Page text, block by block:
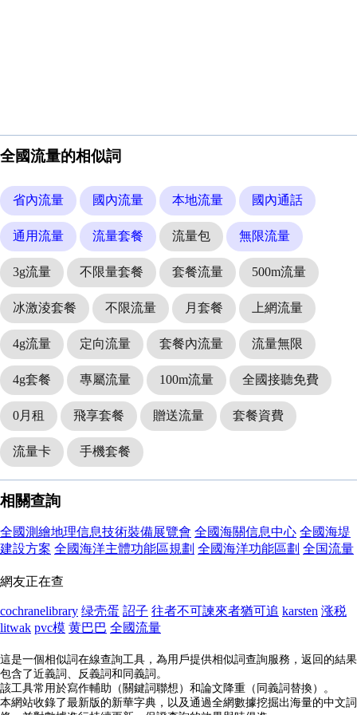
全國流量的相似詞
省內流量 國內流量 本地流量 國內通話
通用流量 流量套餐 流量包 無限流量
3g流量 不限量套餐 套餐流量 500m流量
冰激淩套餐 不限流量 月套餐 上網流量
4g流量 定向流量 套餐內流量 流量無限
4g套餐 專屬流量 100m流量 全國接聽免費
0月租 飛享套餐 贈送流量 套餐資費
流量卡 手機套餐
相關查詢
全國測繪地理信息技術裝備展覽會 全國海關信息中心 全國海堤
建設方案 全國海洋主體功能區規劃 全國海洋功能區劃 全国流量
網友正在查
cochranelibrary 绿壳蛋 詔子 往者不可諫來者猶可追 karsten 涨税
litwak pvc模 黄巴巴 全國流量
這是一個相似詞在線查詢工具，為用戶提供相似詞查詢服務，返回的結果
包含了近義詞、反義詞和同義詞。
該工具常用於寫作輔助（關鍵詞聯想）和論文降重（同義詞替換）。
本網站收錄了最新版的新華字典，以及通過全網數據挖掘出海量的中文詞